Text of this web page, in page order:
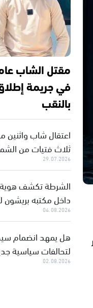
مقتل الشاب
في جريمة
بالنقب
اعتقال شاب واثنين
ثلاث فتيات من
29.07.2026
الشرطة تكشف
داخل مكتبه بريشون
04.08.2026
هل يمهد انضمام
لتحالفات سياسية
02.08.2026